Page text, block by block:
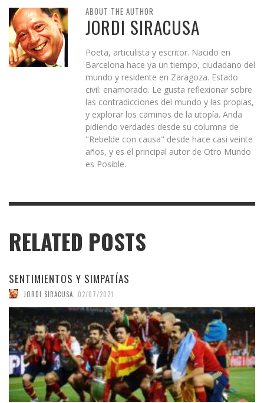
ABOUT THE AUTHOR
JORDI SIRACUSA
Poeta, articulista y escritor. Nacido en
Barcelona hace ya un tiempo, ciudadano del
mundo y residente en Zaragoza. Estado
civil: enamorado. Le gusta reflexionar sobre
las contradicciones del mundo y las propias,
y explorar los caminos de la utopía. Anda
pidiendo verdades desde su columna de
"Rebelde con causa" desde hace casi veinte
años, y es el principal autor de Otro Mundo
es Posible.
RELATED POSTS
SENTIMIENTOS Y SIMPATÍAS
JORDI SIRACUSA 02/07/2021